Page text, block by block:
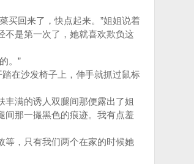
回来了，快点起来。”姐姐说着
不是第一次了，她就喜欢欺负这
。”
在沙发椅子上，伸手就抓过鼠标
满的诱人双腿间那便露出了姐
间那一撮黑色的痕迹。我有点羞
，只有我们两个在家的时候她